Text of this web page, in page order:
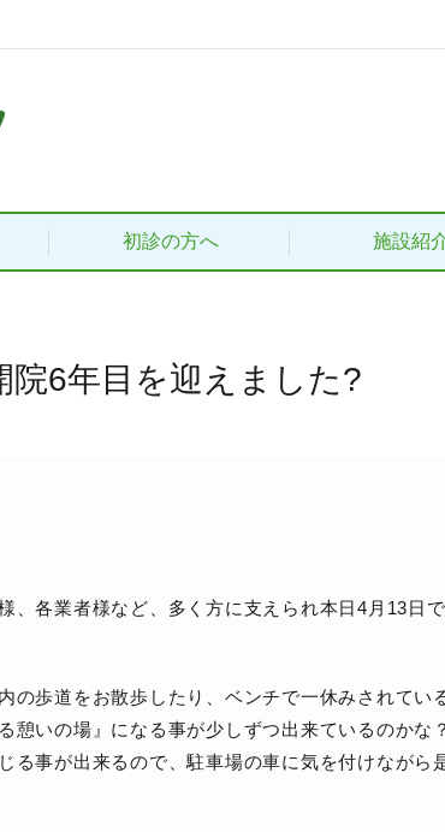
初診の方へ 施設紹
院6年目を迎えました?
、各業者様など、多く方に支えられ本日4月13日
の歩道をお散歩したり、ベンチで一休みされてい
憩いの場』になる事が少しずつ出来ているのかな
る事が出来るので、駐車場の車に気を付けながら